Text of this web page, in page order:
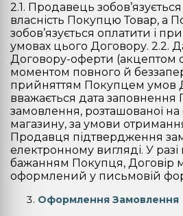
2.1. Продавець
власність Покупцю Товар, а
зобов’язується оплатити і
умовах цього Договору. 2.2.
Договору-оферти (акцептом
моментом повного й
прийняттям Покупцем умов
вважається дата
замовлення, розташованої на
магазину, за умови
Продавця підтвердження
електронному вигляді. У разі
бажанням Покупця, Договір
оформлений у письмовій
Оформлення Замовлення